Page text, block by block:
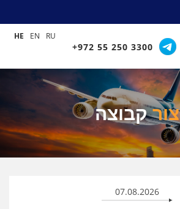
+972 55 250 3300
RU
EN
HE
צורקבוצה
07.08.2026